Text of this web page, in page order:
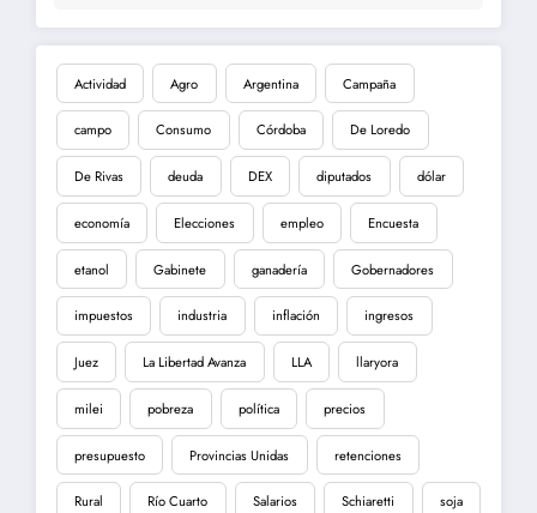
Actividad Agro Argentina Campaña
campo Consumo Córdoba De Loredo
De Rivas deuda DEX diputados dólar
economía Elecciones empleo Encuesta
etanol Gabinete ganadería Gobernadores
impuestos industria inflación ingresos
Juez La Libertad Avanza LLA llaryora
milei pobreza política precios
presupuesto Provincias Unidas retenciones
Rural Río Cuarto Salarios Schiaretti soja